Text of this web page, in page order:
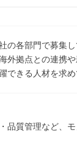
の各部門で募集し
外拠点との連携
できる人材を求め
品質管理など、